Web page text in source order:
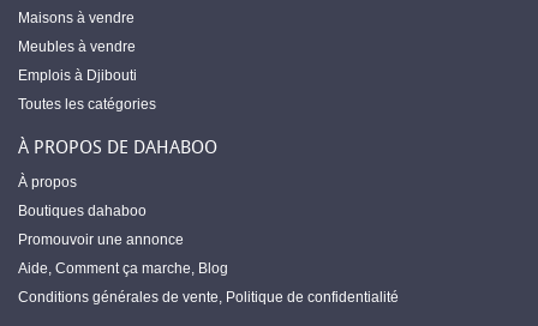
Maisons à vendre
Meubles à vendre
Emplois à Djibouti
Toutes les catégories
À PROPOS DE DAHABOO
À propos
Boutiques dahaboo
Promouvoir une annonce
Aide, Comment ça marche, Blog
Conditions générales de vente, Politique de confidentialité